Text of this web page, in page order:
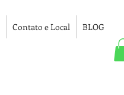
Contato e Local BLOG